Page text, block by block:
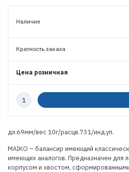
Наличие
Кратность заказа
Цена розничная
Количество
дл.69мм/вес 10г/расцв.731/инд.уп.
MAIKO – балансир имеющий
имеющих аналогов. Предназначен для
корпусом и хвостом, сформированными